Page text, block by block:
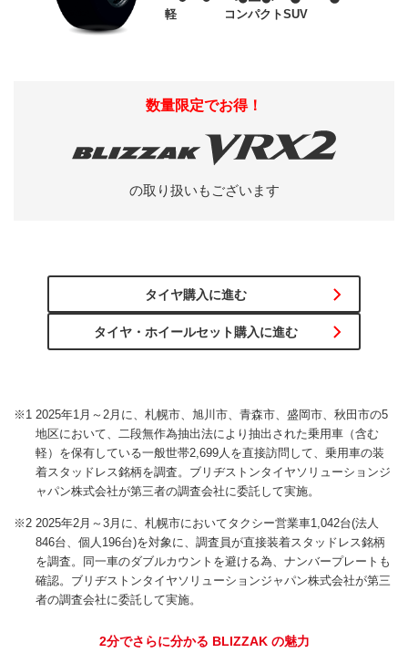
軽 コンパクトSUV
数量限定でお得！
の取り扱いもございます
タイヤ購入に進む
タイヤ・ホイールセット購入に進む
※1 2025年1月～2月に、札幌市、旭川市、青森市、盛岡市、秋田市の5
地区において、二段無作為抽出法により抽出された乗用車（含む
軽）を保有している一般世帯2,699人を直接訪問して、乗用車の装
着スタッドレス銘柄を調査。ブリヂストンタイヤソリューションジ
ャパン株式会社が第三者の調査会社に委託して実施。
※2 2025年2月～3月に、札幌市においてタクシー営業車1,042台(法人
846台、個人196台)を対象に、調査員が直接装着スタッドレス銘柄
を調査。同一車のダブルカウントを避ける為、ナンバープレートも
確認。ブリヂストンタイヤソリューションジャパン株式会社が第三
者の調査会社に委託して実施。
2分でさらに分かる BLIZZAK の魅力